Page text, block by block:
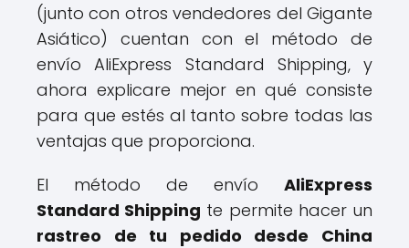
(junto con otros vendedores del Gigante
Asiático) cuentan con el método de
envío AliExpress Standard Shipping, y
ahora explicare mejor en qué consiste
para que estés al tanto sobre todas las
ventajas que proporciona.
El método de envío AliExpress
Standard Shipping te permite hacer un
rastreo de tu pedido desde China